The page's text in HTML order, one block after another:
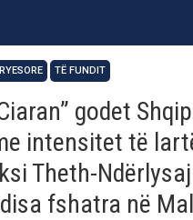
TË FUNDIT
godet
intensitet të
Theth-
fshatra në